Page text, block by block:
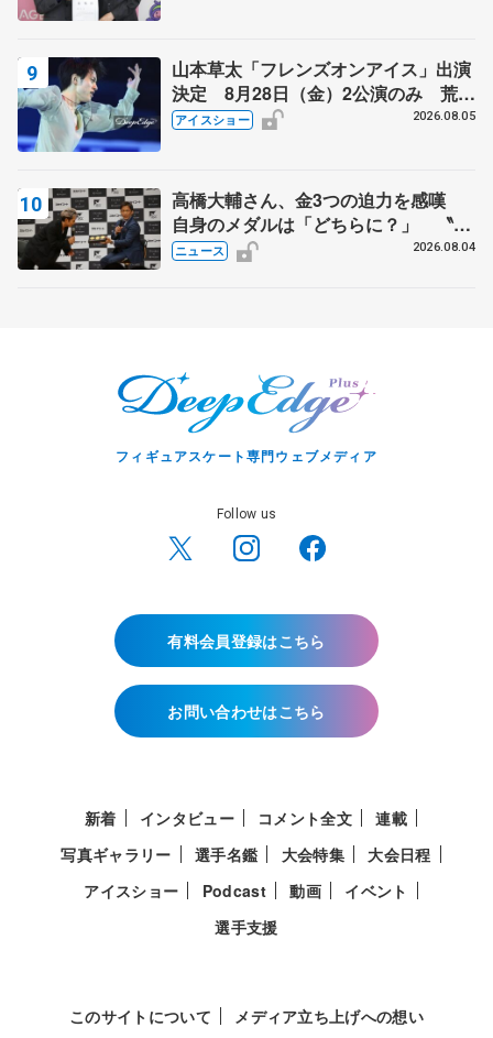
山本草太「フレンズオンアイス」出演
決定 8月28日（金）2公演のみ 荒川
静香さんプロデュース、20周年のアイ
アイスショー 2026.08.05
高橋大輔さん、金3つの迫力を感嘆
自身のメダルは「どちらに？」 〝リ
ス兄弟〟オリンピック3連覇の野村忠
ニュース 2026.08.04
フィギュアスケート専門ウェブメディア
Follow us
有料会員登録はこちら
お問い合わせはこちら
新着 インタビュー コメント全文
連載
写真ギャラリー
選手名鑑 大会特集
大会日程
アイスショー
Podcast 動画
イベント
選手支援
このサイトについて メディア立ち上げへの想い